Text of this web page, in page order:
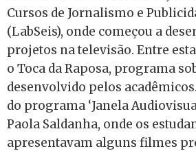
Cursos de Jornalismo e
(LabSeis), onde começou a
projetos na televisão. Entre
o Toca da Raposa, programa
desenvolvido pelos
do programa ‘Janela
Paola Saldanha, onde os
apresentavam alguns filmes